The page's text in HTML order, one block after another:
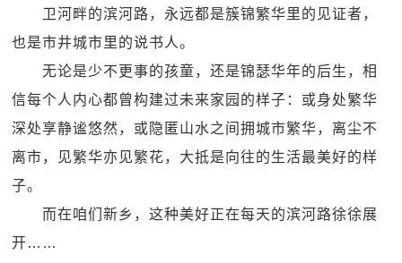
卫河畔的滨河路，永远都是簇锦繁华里的见证者，
也是市井城市里的说书人。
无论是少不更事的孩童，还是锦瑟华年的后生，相
信每个人内心都曾构建过未来家园的样子：或身处繁华
深处享静谧悠然，或隐匿山水之间拥城市繁华，离尘不
离市，见繁华亦见繁花，大抵是向往的生活最美好的样
子。
而在咱们新乡，这种美好正在每天的滨河路徐徐展
开……